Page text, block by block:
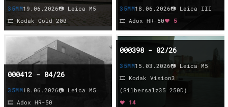
35MM19.06.2026📷 Leica M5
🎞️ Kodak Gold 200
35MM18.06.2026📷 Leica III
🎞️ Adox HR-50❤️ 5
000412 - 04/26
35MM18.06.2026📷 Leica M5
🎞️ Adox HR-50
000398 - 02/26
35MM15.03.2026📷 Leica M5
🎞️ Kodak Vision3
(Silbersalz35 250D)
❤️ 14